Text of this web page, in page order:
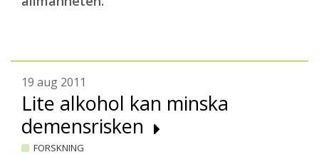
19 aug 2011
Lite alkohol kan minska
demensrisken
FORSKNING